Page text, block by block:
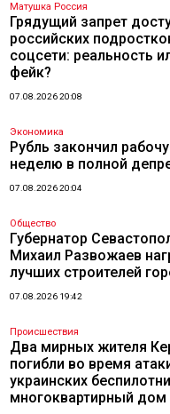
Матушка Россия
Грядущий запрет
российских
соцсети: реальность
фейк?
07.08.2026 20:08
Экономика
Рубль закончил
неделю в полной
07.08.2026 20:04
Общество
Губернатор
Михаил Развожаев
лучших строителей
07.08.2026 19:42
Происшествия
Два мирных жителя
погибли во время
украинских
многоквартирный дом